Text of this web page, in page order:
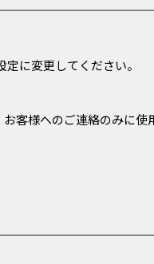
に変更してください。
客様へのご連絡のみに使